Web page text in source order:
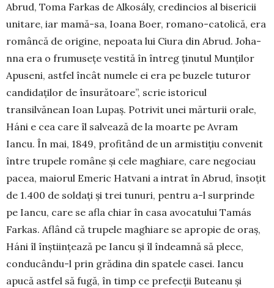
Abrud, To­ma Farkas de Alkosály, credincios al bisericii
unitare, iar mamă-sa, Ioana Boer, romano-ca­tolică, era
ro­mân­că de origine, nepoata lui Ciura din Abrud. Jo­ha­
nna era o fru­mu­seţe vestită în în­treg ţinutul Mun­ţilor
Apu­seni, ast­­fel în­cât numele ei era pe buzele tu­turor
candi­daţi­lor de în­sură­toa­re”, scrie is­toricul
transilvănean Ioan Lupaş. Po­trivit unei măr­turii orale,
Háni e cea care îl sal­vează de la moar­te pe Avram
Iancu. În mai, 1849, pro­fi­tând de un ar­mistițiu con­venit
în­tre tru­pele române și cele ma­ghia­re, ca­re ne­gociau
pa­cea, ma­iorul Eme­ric Hat­vani a in­trat în Abrud, în­soţit
de 1.400 de sol­daţi şi trei tu­nuri, pentru a-l sur­­prin­de
pe Ian­cu, care se afla chiar în casa avo­ca­tu­lui Tamás
Far­­kas. Aflând că tru­pele maghiare se apropie de oraş,
Háni îl înştiin­ţea­ză pe Iancu și îl îndeamnă să plece,
conducându-l prin grădina din spatele casei. Iancu
apucă astfel să fugă, în timp ce pre­fecţii Buteanu şi